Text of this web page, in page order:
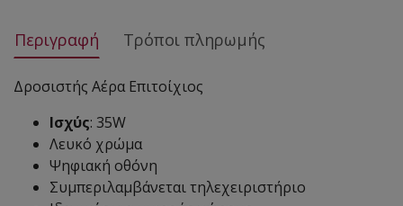
Περιγραφή Τρόποι πληρωμής
Δροσιστής Αέρα Eπιτοίχιος
Ισχύς: 35W
Λευκό χρώμα
Ψηφιακή οθόνη
Συμπεριλαμβάνεται τηλεχειριστήριο